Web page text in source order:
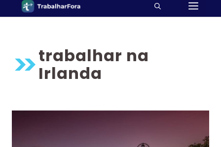
trabalhar na
Irlanda